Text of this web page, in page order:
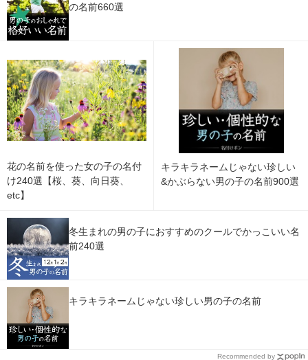
の名前660選
花の名前を使った女の子の名付
け240選【桜、葵、向日葵、
etc】
キラキラネームじゃない珍しい
&かぶらない男の子の名前900選
冬生まれの男の子におすすめのクールでかっこいい名
前240選
キラキラネームじゃない珍しい男の子の名前
Recommended by